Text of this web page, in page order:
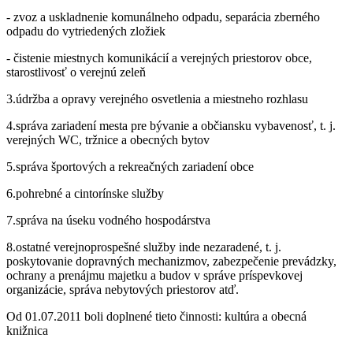
- zvoz a uskladnenie komunálneho odpadu, separácia zberného
odpadu do vytriedených zložiek
- čistenie miestnych komunikácií a verejných priestorov obce,
starostlivosť o verejnú zeleň
3.údržba a opravy verejného osvetlenia a miestneho rozhlasu
4.správa zariadení mesta pre bývanie a občiansku vybavenosť, t. j.
verejných WC, tržnice a obecných bytov
5.správa športových a rekreačných zariadení obce
6.pohrebné a cintorínske služby
7.správa na úseku vodného hospodárstva
8.ostatné verejnoprospešné služby inde nezaradené, t. j.
poskytovanie dopravných mechanizmov, zabezpečenie prevádzky,
ochrany a prenájmu majetku a budov v správe príspevkovej
organizácie, správa nebytových priestorov atď.
Od 01.07.2011 boli doplnené tieto činnosti: kultúra a obecná
knižnica